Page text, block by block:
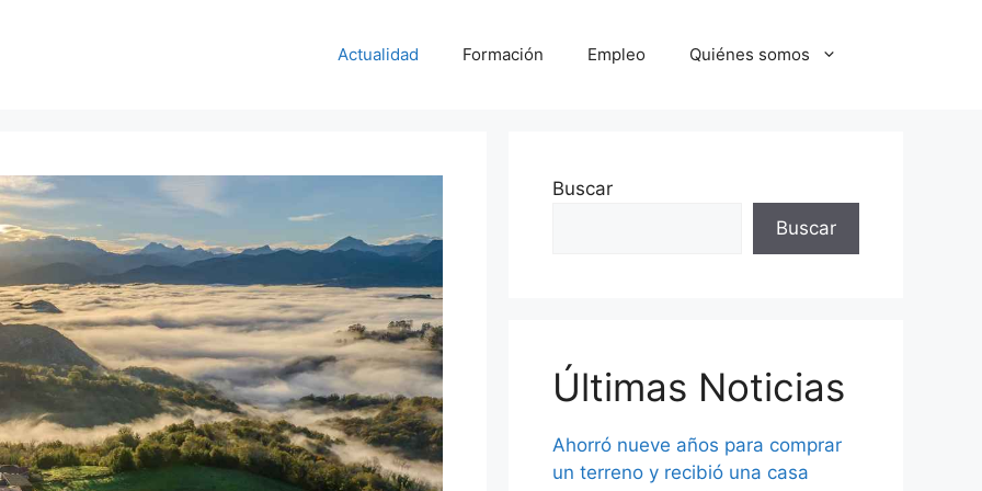
Actualidad Formación Empleo Quiénes somos
Buscar
Buscar
Últimas Noticias
Ahorró nueve años para comprar
un terreno y recibió una casa